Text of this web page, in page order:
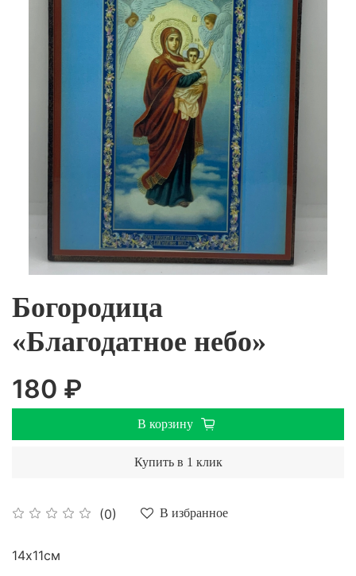
Богородица
«Благодатное небо»
(0) В избранное
180 ₽
В корзину
Купить в 1 клик
14х11см